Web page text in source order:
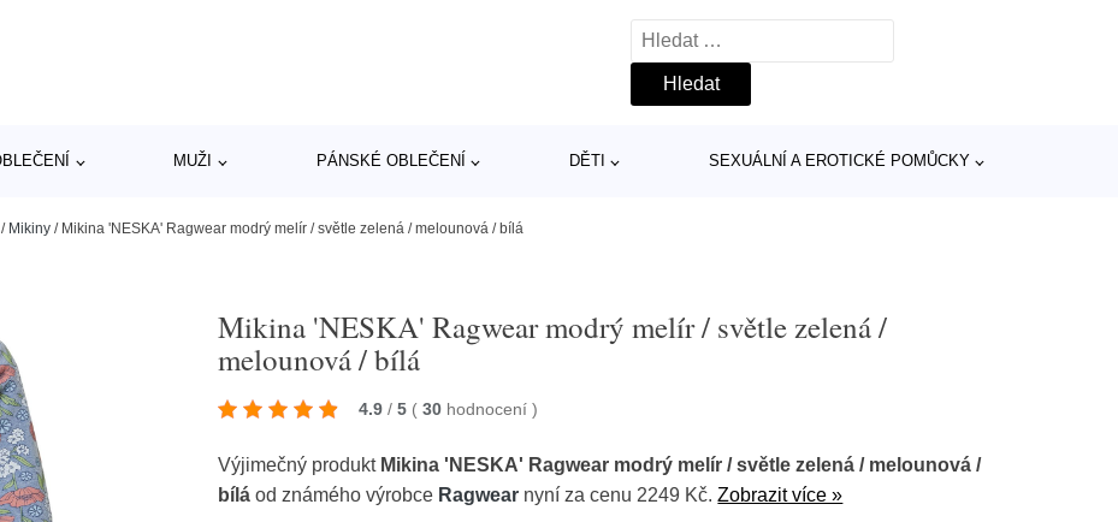
Vyhledávání
MUŽI PÁNSKÉ OBLEČENÍ DĚTI SEXUÁLNÍ A EROTICKÉ POMŮCKY
/ Mikiny / Mikina 'NESKA' Ragwear modrý melír / světle zelená / melounová / bílá
Mikina 'NESKA' Ragwear modrý melír / světle zelená /
melounová / bílá
4.9 / 5 ( 30 hodnocení)
Výjimečný produkt Mikina 'NESKA' Ragwear modrý melír / světle zelená / melounová /
bílá od známého výrobce Ragwear nyní za cenu 2249 Kč.Zobrazit více »